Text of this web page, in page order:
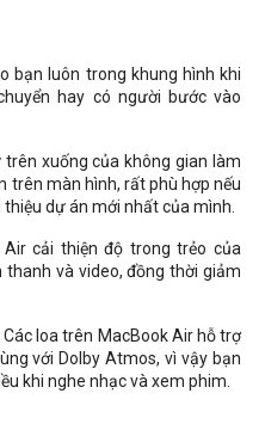
bạn luôn trong khung hình khi
hay có người bước vào
trên xuống của không gian làm
trên màn hình, rất phù hợp nếu
dự án mới nhất của mình.
cải thiện độ trong trẻo của
và video, đồng thời giảm
loa trên MacBook Air hỗ trợ
với Dolby Atmos, vì vậy bạn
khi nghe nhạc và xem phim.